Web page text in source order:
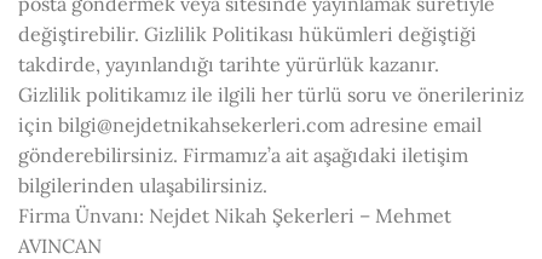
değiştirebilir. Gizlilik Politikası hükümleri değiştiği
takdirde, yayınlandığı tarihte yürürlük kazanır.
Gizlilik politikamız ile ilgili her türlü soru ve önerileriniz
için bilgi@nejdetnikahsekerleri.com adresine email
gönderebilirsiniz. Firmamız’a ait aşağıdaki iletişim
bilgilerinden ulaşabilirsiniz.
Firma Ünvanı: Nejdet Nikah Şekerleri – Mehmet
AVINCAN